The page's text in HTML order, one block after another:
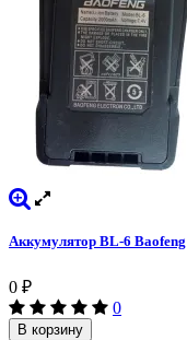
Аккумулятор BL-6 Baofeng
0 ₽
0
В корзину